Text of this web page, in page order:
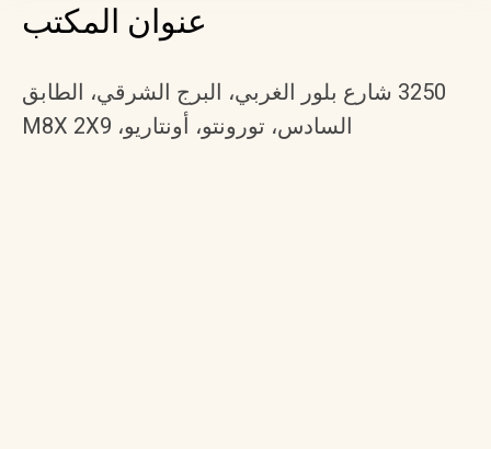
عنوان المكتب
3250 شارع بلور الغربي، البرج الشرقي، الطابق
السادس، تورونتو، أونتاريو، M8X 2X9